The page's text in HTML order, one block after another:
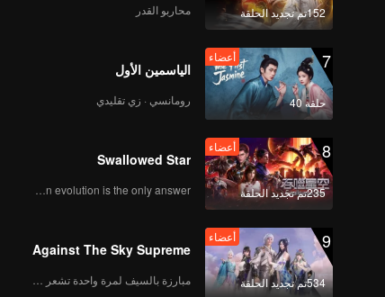
152تم تجديد الحلقة محاربو القدر
7
حلقة 40
أعضاء
الياسمين الأول
رومانسي · زي تقليدي
8
235تم تجديد الحلقة
أعضاء
Swallowed Star
Human evolution is the only answer.
9
534تم تجديد الحلقة
أعضاء
Against The Sky Supreme